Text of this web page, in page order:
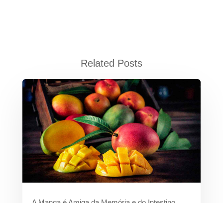
Related Posts